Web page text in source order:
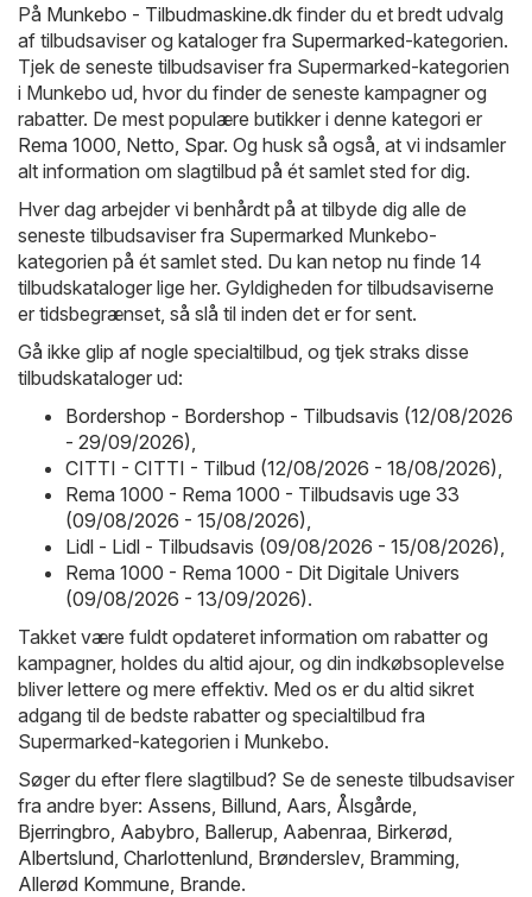
På Munkebo - Tilbudmaskine.dk finder du et bredt udvalg
af tilbudsaviser og kataloger fra Supermarked-kategorien.
Tjek de seneste tilbudsaviser fra Supermarked-kategorien
i Munkebo ud, hvor du finder de seneste kampagner og
rabatter. De mest populære butikker i denne kategori er
Rema 1000 Netto Spar. Og husk så også, at vi indsamler
alt information om slagtilbud på ét samlet sted for dig.
Hver dag arbejder vi benhårdt på at tilbyde dig alle de
seneste tilbudsaviser fra Supermarked Munkebo-
kategorien på ét samlet sted. Du kan netop nu finde 14
tilbudskataloger lige her. Gyldigheden for tilbudsaviserne
er tidsbegrænset, så slå til inden det er for sent.
Gå ikke glip af nogle specialtilbud, og tjek straks disse
tilbudskataloger ud:
Bordershop - Bordershop - Tilbudsavis (12/08/2026
- 29/09/2026)
CITTI - CITTI - Tilbud (12/08/2026 - 18/08/2026)
Rema 1000 - Rema 1000 - Tilbudsavis uge 33
(09/08/2026 - 15/08/2026)
Lidl - Lidl - Tilbudsavis (09/08/2026 - 15/08/2026)
Rema 1000 - Rema 1000 - Dit Digitale Univers
(09/08/2026 - 13/09/2026).
Takket være fuldt opdateret information om rabatter og
kampagner, holdes du altid ajour, og din indkøbsoplevelse
bliver lettere og mere effektiv. Med os er du altid sikret
adgang til de bedste rabatter og specialtilbud fra
Supermarked-kategorien i Munkebo.
Søger du efter flere slagtilbud? Se de seneste tilbudsaviser
fra andre byer: Assens Billund Aars Ålsgårde
Bjerringbro Aabybro Ballerup Aabenraa Birkerød
Albertslund Charlottenlund Brønderslev, Bramming
Allerød Kommune Brande.